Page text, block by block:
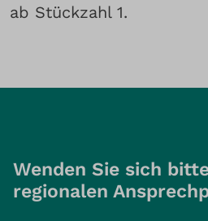
ab Stückzahl 1.
Wenden Sie sich
regionalen